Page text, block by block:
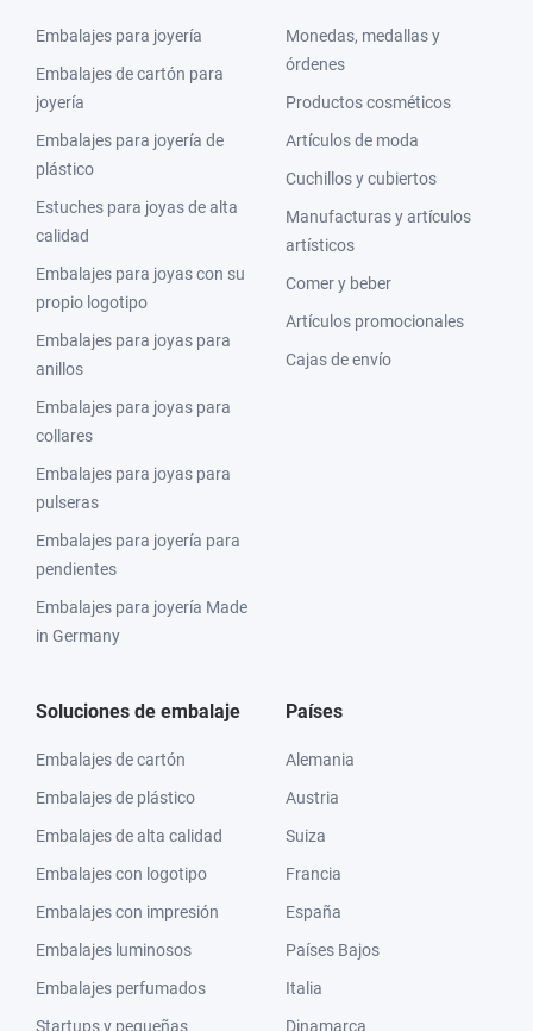
Embalajes para joyería
Embalajes de cartón para
joyería
Embalajes para joyería de
plástico
Estuches para joyas de alta
calidad
Embalajes para joyas con su
propio logotipo
Embalajes para joyas para
anillos
Embalajes para joyas para
collares
Embalajes para joyas para
pulseras
Embalajes para joyería para
pendientes
Embalajes para joyería Made
in Germany
Monedas, medallas y
órdenes
Productos cosméticos
Artículos de moda
Cuchillos y cubiertos
Manufacturas y artículos
artísticos
Comer y beber
Artículos promocionales
Cajas de envío
Soluciones de embalaje
Embalajes de cartón
Embalajes de plástico
Embalajes de alta calidad
Embalajes con logotipo
Embalajes con impresión
Embalajes luminosos
Embalajes perfumados
Startups y pequeñas
Países
Alemania
Austria
Suiza
Francia
España
Países Bajos
Italia
Dinamarca